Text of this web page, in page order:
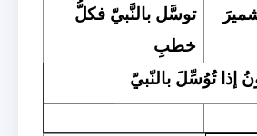
توسَّل بالنَّبيّ فكلُّ
خطبِ
إذا تُوُسِّلَ بالنّبيّ